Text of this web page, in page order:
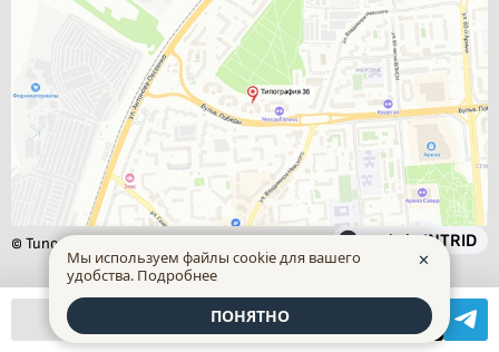
Быстрый заказ
© Типография 36 - (1994-2026 г.) made inINTRID
Мы используем файлы cookie для вашего
удобства. Подробнее
✕
ПОНЯТНО